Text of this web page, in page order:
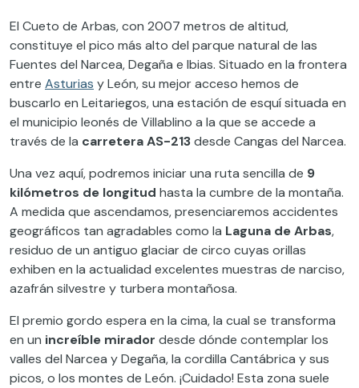
El Cueto de Arbas, con 2007 metros de altitud,
constituye el pico más alto del parque natural de las
Fuentes del Narcea, Degaña e Ibias. Situado en la frontera
entre Asturias y León, su mejor acceso hemos de
buscarlo en Leitariegos, una estación de esquí situada en
el municipio leonés de Villablino a la que se accede a
través de la carretera AS-213desde Cangas del Narcea.
Una vez aquí, podremos iniciar una ruta sencilla de 9
kilómetros de longitud hasta la cumbre de la montaña.
A medida que ascendamos, presenciaremos accidentes
geográficos tan agradables como la Laguna de Arbas,
residuo de un antiguo glaciar de circo cuyas orillas
exhiben en la actualidad excelentes muestras de narciso,
azafrán silvestre y turbera montañosa.
El premio gordo espera en la cima, la cual se transforma
en un increíble mirador desde dónde contemplar los
valles del Narcea y Degaña, la cordilla Cantábrica y sus
picos, o los montes de León. ¡Cuidado! Esta zona suele